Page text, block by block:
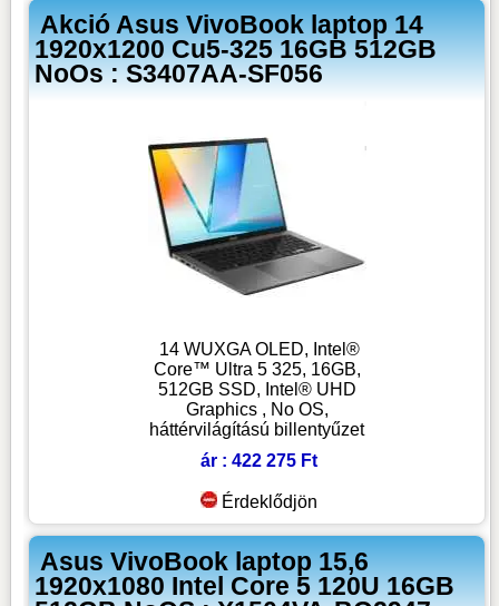
Akció Asus VivoBook laptop 14
1920x1200 Cu5-325 16GB 512GB
NoOs : S3407AA-SF056
14 WUXGA OLED, Intel®
Core™ Ultra 5 325, 16GB,
512GB SSD, Intel® UHD
Graphics , No OS,
háttérvilágítású billentyűzet
ár : 422 275 Ft
Érdeklődjön
Asus VivoBook laptop 15,6
1920x1080 Intel Core 5 120U 16GB